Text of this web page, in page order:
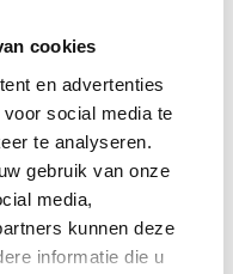
cookies
en advertenties
social media te
te analyseren.
gebruik van onze
media,
kunnen deze
informatie die u
ISABELLA: MIJN
DEEL 1
IK KREEG